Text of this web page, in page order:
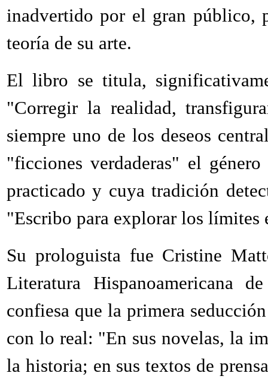
inadvertido por el gran público,
teoría de su arte.
El libro se titula,
"Corregir la realidad,
siempre uno de los deseos
"ficciones verdaderas" el
practicado y cuya tradición
"Escribo para explorar los
Su prologuista fue Cristine
Literatura Hispanoamericana
confiesa que la primera
con lo real: "En sus novelas, la
la historia; en sus textos de